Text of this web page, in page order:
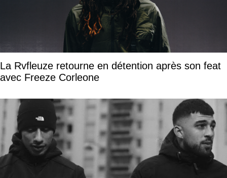
La Rvfleuze retourne en détention après son feat
avec Freeze Corleone